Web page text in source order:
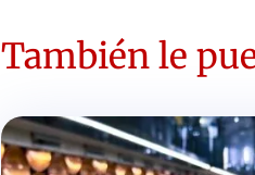
También le